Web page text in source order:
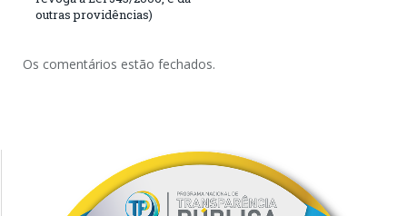
outras providências)
Os comentários estão fechados.